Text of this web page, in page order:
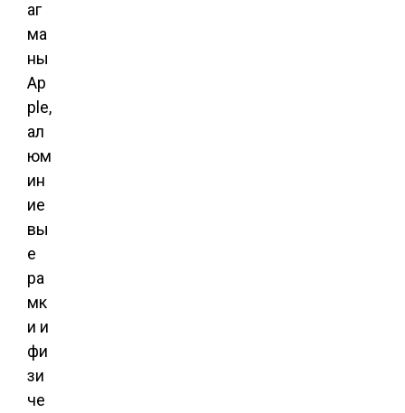
аг
ма
ны
Ap
ple,
ал
юм
ин
ие
вы
е
ра
мк
и и
фи
зи
че